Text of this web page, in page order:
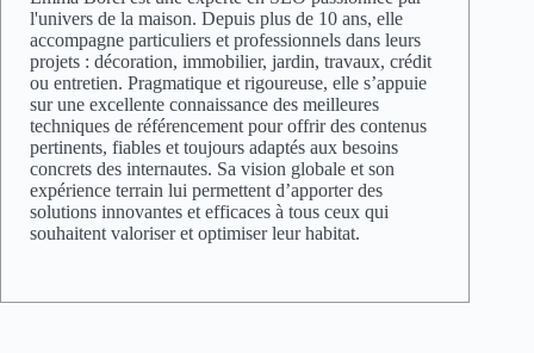
l'univers de la maison. Depuis plus de 10 ans, elle
accompagne particuliers et professionnels dans leurs
projets : décoration, immobilier, jardin, travaux, crédit
ou entretien. Pragmatique et rigoureuse, elle s’appuie
sur une excellente connaissance des meilleures
techniques de référencement pour offrir des contenus
pertinents, fiables et toujours adaptés aux besoins
concrets des internautes. Sa vision globale et son
expérience terrain lui permettent d’apporter des
solutions innovantes et efficaces à tous ceux qui
souhaitent valoriser et optimiser leur habitat.